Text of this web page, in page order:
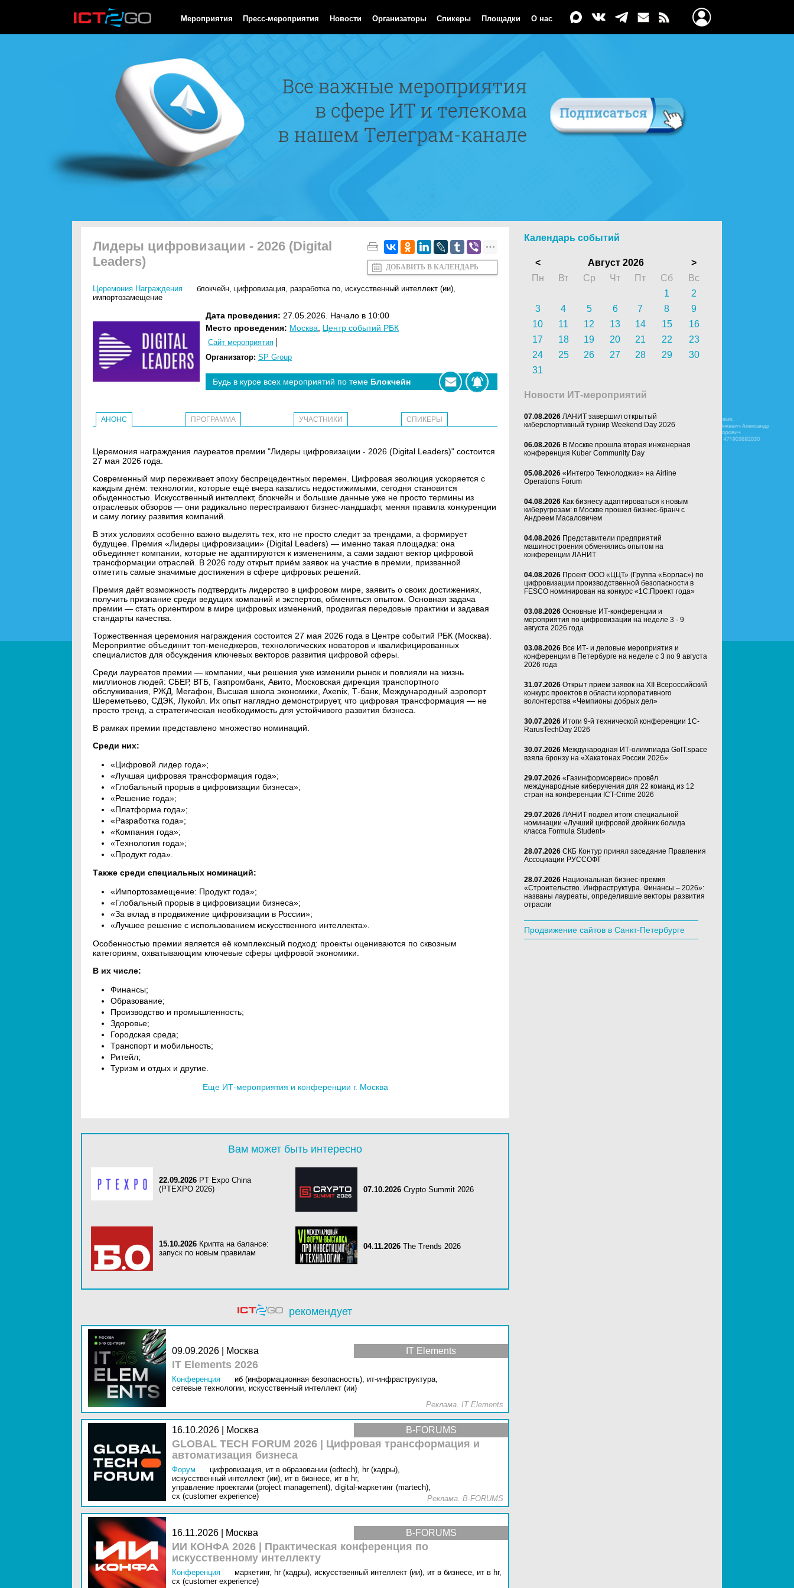
Мероприятия Пресс-мероприятия Новости Организаторы Спикеры Площадки О нас
Лидеры цифровизации - 2026 (Digital
Leaders)
ДОБАВИТЬ В КАЛЕНДАРЬ
Церемония Награждения блокчейн, цифровизация, разработка по, искусственный интеллект (ии),
импортозамещение
Дата проведения: 27.05.2026. Начало в 10:00
Место проведения: Москва Центр событий РБК
Сайт мероприятия
Организатор: SP Group
Будь в курсе всех мероприятий по теме Блокчейн
АНОНС ПРОГРАММА УЧАСТНИКИ СПИКЕРЫ
Церемония награждения лауреатов премии "Лидеры цифровизации - 2026 (Digital Leaders)" состоится
27 мая 2026 года.
Современный мир переживает эпоху беспрецедентных перемен. Цифровая эволюция ускоряется с
каждым днём: технологии, которые ещё вчера казались недостижимыми, сегодня становятся
обыденностью. Искусственный интеллект, блокчейн и большие данные уже не просто термины из
отраслевых обзоров — они радикально перестраивают бизнес‑ландшафт, меняя правила конкуренции
и саму логику развития компаний.
В этих условиях особенно важно выделять тех, кто не просто следит за трендами, а формирует
будущее. Премия «Лидеры цифровизации» (Digital Leaders) — именно такая площадка: она
объединяет компании, которые не адаптируются к изменениям, а сами задают вектор цифровой
трансформации отраслей. В 2026 году открыт приём заявок на участие в премии, призванной
отметить самые значимые достижения в сфере цифровых решений.
Премия даёт возможность подтвердить лидерство в цифровом мире, заявить о своих достижениях,
получить признание среди ведущих компаний и экспертов, обменяться опытом. Основная задача
премии — стать ориентиром в мире цифровых изменений, продвигая передовые практики и задавая
стандарты качества.
Торжественная церемония награждения состоится 27 мая 2026 года в Центре событий РБК (Москва).
Мероприятие объединит топ‑менеджеров, технологических новаторов и квалифицированных
специалистов для обсуждения ключевых векторов развития цифровой сферы.
Среди лауреатов премии — компании, чьи решения уже изменили рынок и повлияли на жизнь
миллионов людей: СБЕР, ВТБ, Газпромбанк, Авито, Московская дирекция транспортного
обслуживания, РЖД, Мегафон, Высшая школа экономики, Axenix, Т-банк, Международный аэропорт
Шереметьево, СДЭК, Лукойл. Их опыт наглядно демонстрирует, что цифровая трансформация — не
просто тренд, а стратегическая необходимость для устойчивого развития бизнеса.
В рамках премии представлено множество номинаций.
Среди них:
«Цифровой лидер года»;
«Лучшая цифровая трансформация года»;
«Глобальный прорыв в цифровизации бизнеса»;
«Решение года»;
«Платформа года»;
«Разработка года»;
«Компания года»;
«Технология года»;
«Продукт года».
Также среди специальных номинаций:
«Импортозамещение: Продукт года»;
«Глобальный прорыв в цифровизации бизнеса»;
«За вклад в продвижение цифровизации в России»;
«Лучшее решение с использованием искусственного интеллекта».
Особенностью премии является её комплексный подход: проекты оцениваются по сквозным
категориям, охватывающим ключевые сферы цифровой экономики.
В их числе:
Финансы;
Образование;
Производство и промышленность;
Здоровье;
Городская среда;
Транспорт и мобильность;
Ритейл;
Туризм и отдых и другие.
Еще ИТ-мероприятия и конференции г. Москва
Вам может быть интересно
22.09.2026 PT Expo China
(PTEXPO 2026)
07.10.2026 Crypto Summit 2026
15.10.2026 Крипта на балансе:
запуск по новым правилам
04.11.2026 The Trends 2026
рекомендует
IT Elements
09.09.2026 | Москва
IT Elements 2026
Конференция иб (информационная безопасность), ит-инфраструктура,
сетевые технологии, искусственный интеллект (ии)
Реклама. IT Elements
B-FORUMS
16.10.2026 | Москва
GLOBAL TECH FORUM 2026 | Цифровая трансформация и
автоматизация бизнеса
Форум цифровизация, ит в образовании (edtech), hr (кадры),
искусственный интеллект (ии), ит в бизнесе, ит в hr,
управление проектами (project management), digital-маркетинг (martech),
cx (customer experience)
Реклама. B-FORUMS
B-FORUMS
16.11.2026 | Москва
ИИ КОНФА 2026 | Практическая конференция по
искусственному интеллекту
Конференция маркетинг, hr (кадры), искусственный интеллект (ии), ит в бизнесе, ит в hr,
cx (customer experience)
Календарь событий
< Август 2026
>
Пн
Вт Ср Чт Пт Сб
Вс
1
2
3
4 5 6 7 8
9
10
11 12 13 14 15
16
17
18 19 20 21 22
23
24
25 26 27 28 29
30
31
Новости ИТ-мероприятий
07.08.2026 ЛАНИТ завершил открытый
киберспортивный турнир Weekend Day 2026
06.08.2026 В Москве прошла вторая инженерная
конференция Kuber Community Day
05.08.2026 «Интегро Текнолоджиз» на Airline
Operations Forum
04.08.2026 Как бизнесу адаптироваться к новым
киберугрозам: в Москве прошел бизнес-бранч с
Андреем Масаловичем
04.08.2026 Представители предприятий
машиностроения обменялись опытом на
конференции ЛАНИТ
04.08.2026 Проект ООО «ЦЦТ» (Группа «Борлас») по
цифровизации производственной безопасности в
FESCO номинирован на конкурс «1С:Проект года»
03.08.2026 Основные ИТ-конференции и
мероприятия по цифровизации на неделе 3 - 9
августа 2026 года
03.08.2026 Все ИТ- и деловые мероприятия и
конференции в Петербурге на неделе с 3 по 9 августа
2026 года
31.07.2026 Открыт прием заявок на XII Всероссийский
конкурс проектов в области корпоративного
волонтерства «Чемпионы добрых дел»
30.07.2026 Итоги 9-й технической конференции 1C-
RarusTechDay 2026
30.07.2026 Международная ИТ-олимпиада GoIT.space
взяла бронзу на «Хакатонах России 2026»
29.07.2026 «Газинформсервис» провёл
международные киберучения для 22 команд из 12
стран на конференции ICT-Crime 2026
29.07.2026 ЛАНИТ подвел итоги специальной
номинации «Лучший цифровой двойник болида
класса Formula Student»
28.07.2026 СКБ Контур принял заседание Правления
Ассоциации РУССОФТ
28.07.2026 Национальная бизнес-премия
«Строительство. Инфраструктура. Финансы – 2026»:
названы лауреаты, определившие векторы развития
отрасли
Продвижение сайтов в Санкт-Петербурге